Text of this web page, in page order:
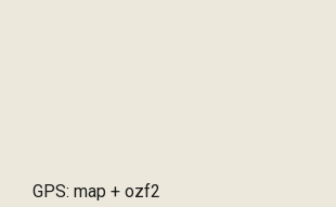
GPS: map + ozf2